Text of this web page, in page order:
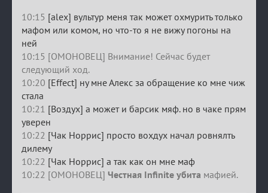
10:15 [alex] вультур меня так может охмурить только
мафом или комом, но что-то я не вижу погоны на
ней
10:15 [ОМОНОВЕЦ] Внимание! Сейчас будет
следующий ход.
10:20 [Effect] ну мне Алекс за обращение ко мне чиж
стала
10:21 [Воздух] а может и барсик мяф. но в чаке прям
уверен
10:22 [Чак Норрис] просто вохдух начал ровнялть
дилему
10:22 [Чак Норрис] а так как он мне маф
10:22 [ОМОНОВЕЦ] Честная Infinite убита мафией.